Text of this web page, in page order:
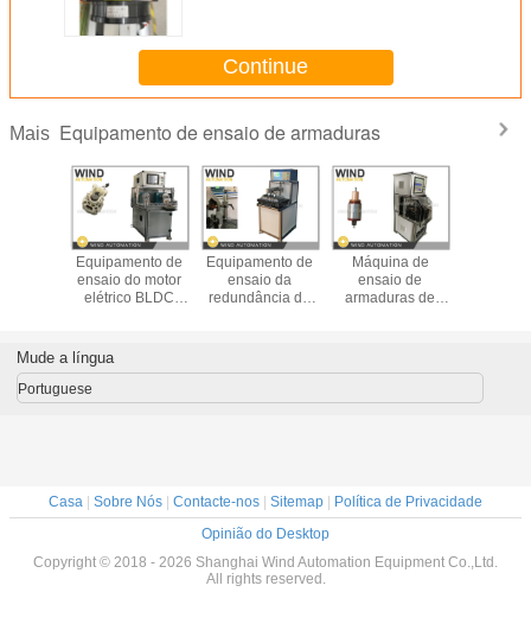
Continue
Mais Equipamento de ensaio de armaduras
para
inferiores a
36
Equipamento de
ensaio de
armaduras de
Teste de tensão
de isolamento
qualidade
Máquina de
ensaio de
armadura do rotor
magnética
Equipamento de
ensaio de
armadura de
WIND-ATS-02
Mude a língua
Portuguese
Casa | Sobre Nós | Contacte-nos | Sitemap | Política de Privacidade
Opinião do Desktop
Copyright © 2018 - 2026 Shanghai Wind Automation Equipment Co.,Ltd.
All rights reserved.